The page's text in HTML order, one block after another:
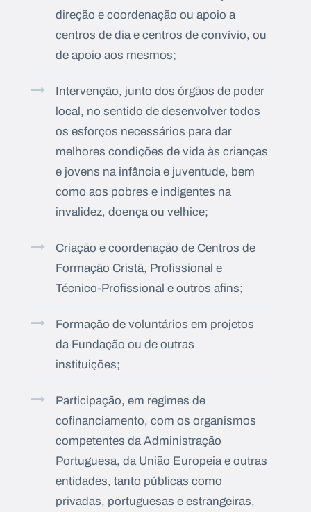
direção e coordenação ou apoio a
centros de dia e centros de convívio, ou
de apoio aos mesmos;
Intervenção, junto dos órgãos de poder
local, no sentido de desenvolver todos
os esforços necessários para dar
melhores condições de vida às crianças
e jovens na infância e juventude, bem
como aos pobres e indigentes na
invalidez, doença ou velhice;
Criação e coordenação de Centros de
Formação Cristã, Profissional e
Técnico-Profissional e outros afins;
Formação de voluntários em projetos
da Fundação ou de outras
instituições;
Participação, em regimes de
cofinanciamento, com os organismos
competentes da Administração
Portuguesa, da União Europeia e outras
entidades, tanto públicas como
privadas, portuguesas e estrangeiras,